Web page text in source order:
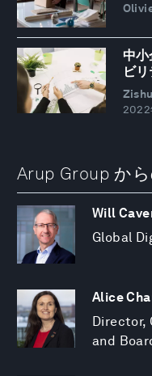
中
ビ
2022
Arup Group か
Will
Global
Alice
Director,
and